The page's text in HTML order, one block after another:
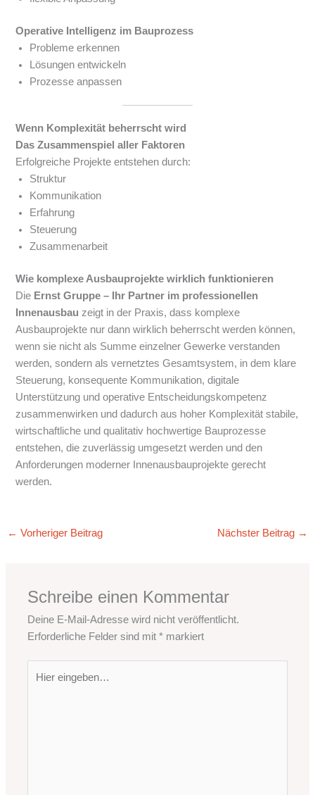
Operative Intelligenz im Bauprozess
Probleme erkennen
Lösungen entwickeln
Prozesse anpassen
Wenn Komplexität beherrscht wird
Das Zusammenspiel aller Faktoren
Erfolgreiche Projekte entstehen durch:
Struktur
Kommunikation
Erfahrung
Steuerung
Zusammenarbeit
Wie komplexe Ausbauprojekte wirklich funktionieren
Die Ernst Gruppe – Ihr Partner im professionellen
Innenausbau zeigt in der Praxis, dass komplexe
Ausbauprojekte nur dann wirklich beherrscht werden können,
wenn sie nicht als Summe einzelner Gewerke verstanden
werden, sondern als vernetztes Gesamtsystem, in dem klare
Steuerung, konsequente Kommunikation, digitale
Unterstützung und operative Entscheidungskompetenz
zusammenwirken und dadurch aus hoher Komplexität stabile,
wirtschaftliche und qualitativ hochwertige Bauprozesse
entstehen, die zuverlässig umgesetzt werden und den
Anforderungen moderner Innenausbauprojekte gerecht
werden.
← Vorheriger Beitrag Nächster Beitrag →
Schreibe einen Kommentar
Deine E-Mail-Adresse wird nicht veröffentlicht.
Erforderliche Felder sind mit* markiert
eingeben…